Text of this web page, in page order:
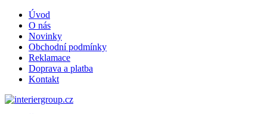
Úvod
O nás
Novinky
Obchodní podmínky
Reklamace
Doprava a platba
Kontakt